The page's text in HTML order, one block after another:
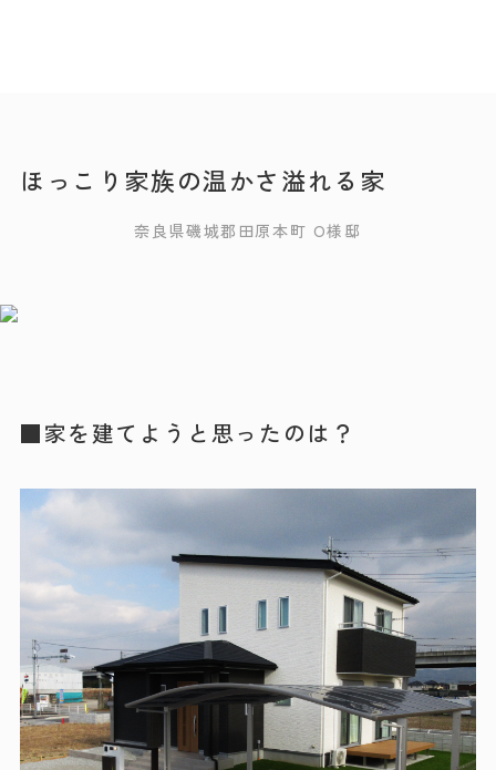
イベント情報 資料請求 イベント予約
会社情報
土地情報
お問い合わせ
ほっこり家族の温かさ溢れる家
奈良県磯城郡田原本町 O様邸
■家を建てようと思ったのは？